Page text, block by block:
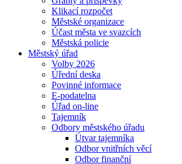
Klikací rozpočet
Městské organizace
Účast města ve svazcích
Městská policie
Městský úřad
Volby 2026
Úřední deska
Povinné informace
E-podatelna
Úřad on-line
Tajemník
Odbory městského úřadu
Útvar tajemníka
Odbor vnitřních věcí
Odbor finanční